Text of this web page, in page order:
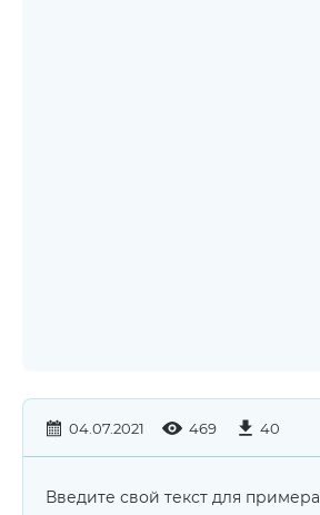
04.07.2021 469 40
Введите свой текст для примера